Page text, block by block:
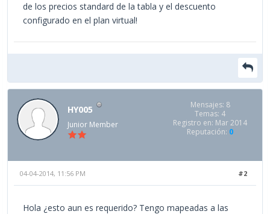
de los precios standard de la tabla y el descuento
configurado en el plan virtual!
HY005
Junior Member
Mensajes: 8
Temas: 4
Registro en: Mar 2014
Reputación: 0
#2
04-04-2014, 11:56 PM
Hola ¿esto aun es requerido? Tengo mapeadas a las